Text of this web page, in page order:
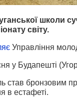
школи
світу.
Управління
у Будапешті
став бронзовим
в естафеті.